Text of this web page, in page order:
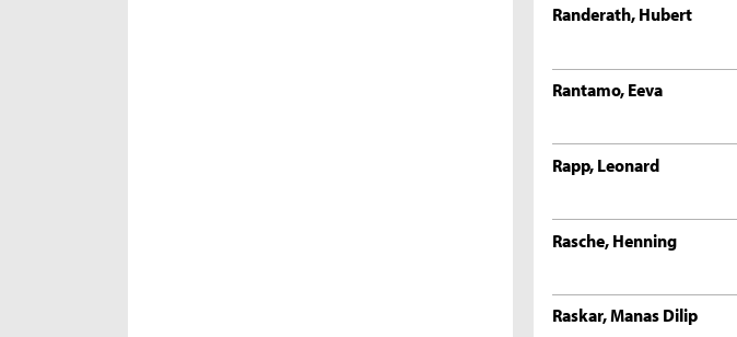
Randerath, Hubert
Rantamo, Eeva
Rapp, Leonard
Rasche, Henning
Raskar, Manas Dilip